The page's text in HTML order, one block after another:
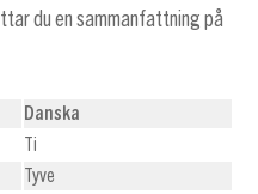
du en sammanfattning på
Danska
Ti
Tyve